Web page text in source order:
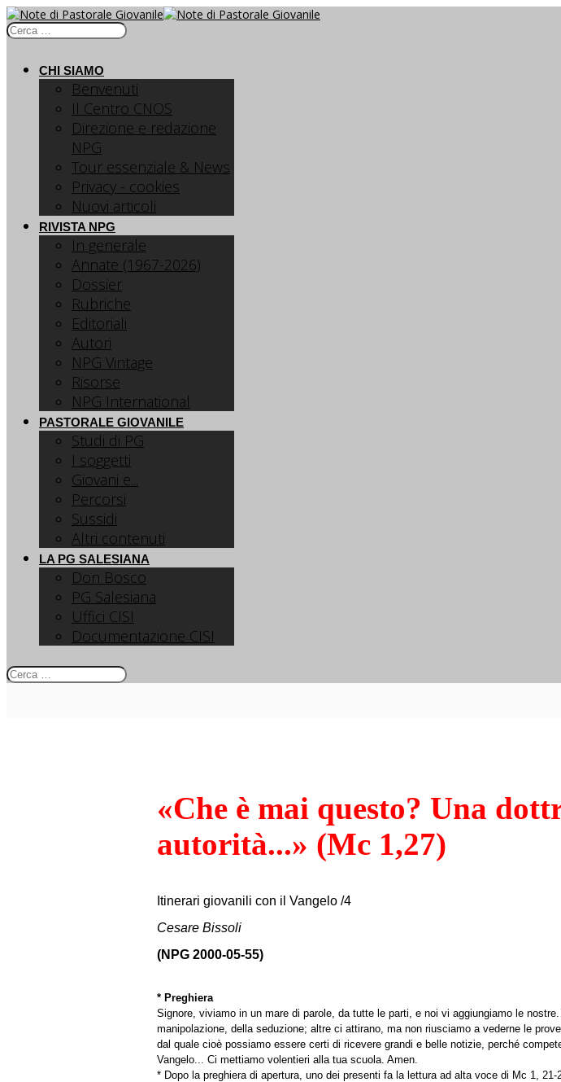
CHI SIAMO
Benvenuti
Il Centro CNOS
Direzione e redazione
NPG
Tour essenziale & News
Privacy - cookies
Nuovi articoli
RIVISTA NPG
In generale
Annate (1967-2026)
Dossier
Rubriche
Editoriali
Autori
NPG Vintage
Risorse
NPG International
PASTORALE GIOVANILE
Studi di PG
I soggetti
Giovani e...
Percorsi
Sussidi
Altri contenuti
LA PG SALESIANA
Don Bosco
PG Salesiana
Uffici CISI
Documentazione CISI
«Che è mai questo? Una
autorità...» (Mc 1,27)
Itinerari giovanili con il Vangelo /4
Cesare Bissoli
(NPG 2000-05-55)
* Preghiera
Signore, viviamo in un mare di parole, da tutte le parti, e noi vi aggiungiamo le
manipolazione, della seduzione; altre ci attirano, ma non riusciamo a vederne le
dal quale cioè possiamo essere certi di ricevere grandi e belle notizie, perché
Vangelo... Ci mettiamo volentieri alla tua scuola. Amen.
* Dopo la preghiera di apertura, uno dei presenti fa la lettura ad alta voce di Mc 1,